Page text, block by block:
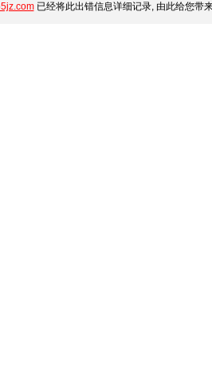
已经将此出错信息详细记录, 由此给您带